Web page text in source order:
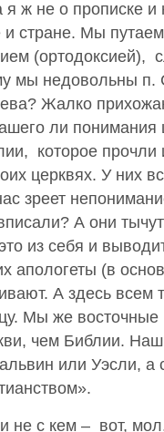
я ж не о прописке
стране. Мы
(ортодоксией),
мы недовольны
Жалко
ли понимания
которое прочли
церквях. У них
зреет
А они
из себя и
апологеты (в
А здесь всем
Мы же
чем Библии.
или Уэсли, а
не с кем – вот,